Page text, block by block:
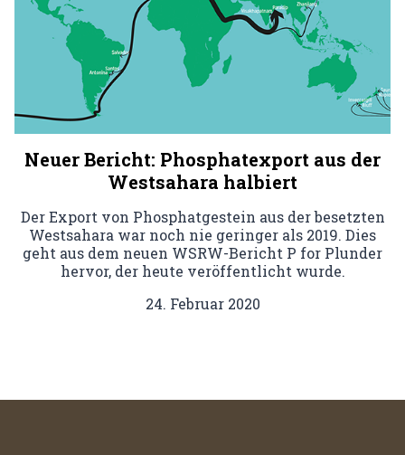
Neuer Bericht: Phosphatexport aus der
Westsahara halbiert
Der Export von Phosphatgestein aus der besetzten
Westsahara war noch nie geringer als 2019. Dies
geht aus dem neuen WSRW-Bericht P for Plunder
hervor, der heute veröffentlicht wurde.
24. Februar 2020